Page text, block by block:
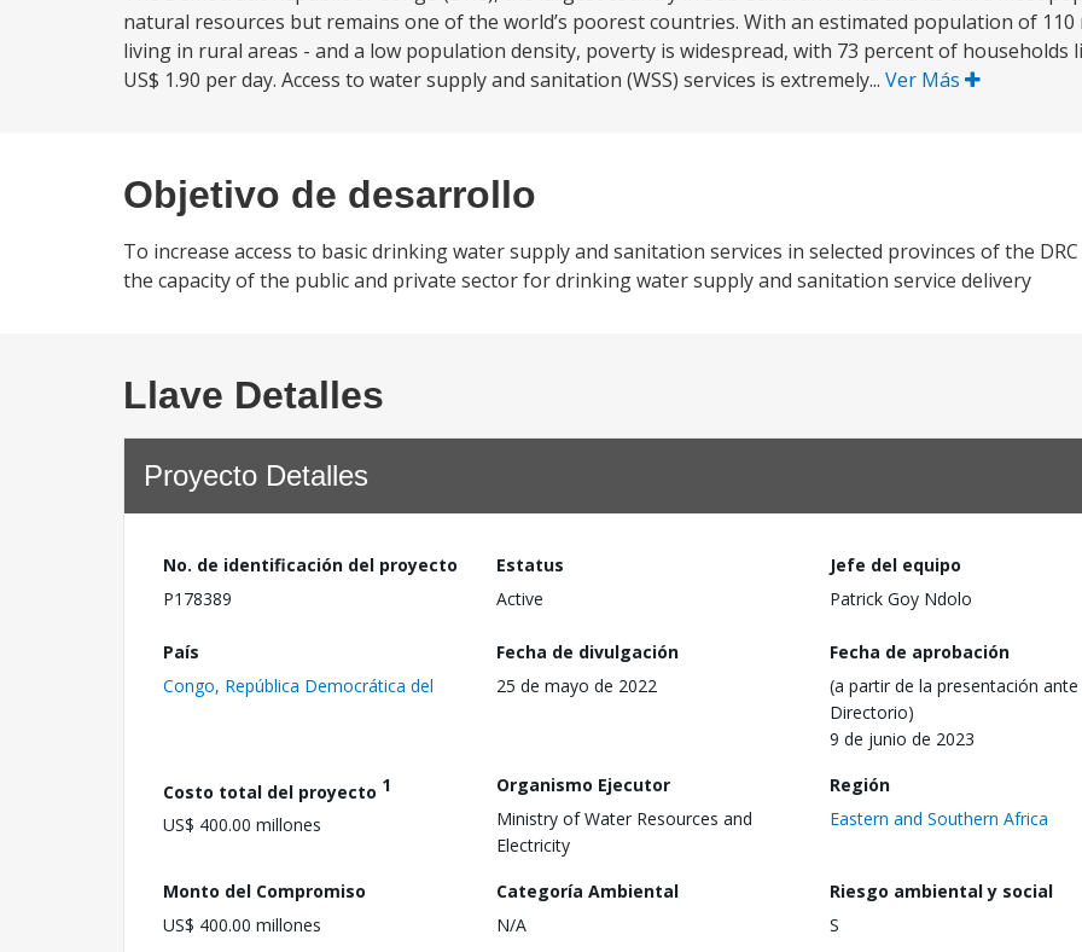
natural resources but remains one of the world’s poorest countries. With an estimated population of
living in rural areas - and a low population density, poverty is widespread, with 73 percent of households
US$ 1.90 per day. Access to water supply and sanitation (WSS) services is extremely... Ver Más
Objetivo de desarrollo
To increase access to basic drinking water supply and sanitation services in selected provinces of the
the capacity of the public and private sector for drinking water supply and sanitation service delivery
Llave Detalles
Proyecto Detalles
No. de identificación del proyecto
P178389
Estatus
Active
Jefe del equipo
Patrick Goy Ndolo
País
Congo, República Democrática del
Fecha de divulgación
25 de mayo de 2022
Fecha de aprobación
(a partir de la presentación ante
Directorio)
9 de junio de 2023
Costo total del proyecto 1
US$ 400.00 millones
Organismo Ejecutor
Ministry of Water Resources and
Electricity
Región
Eastern and Southern Africa
Monto del Compromiso
US$ 400.00 millones
Categoría Ambiental
N/A
Riesgo ambiental y social
S